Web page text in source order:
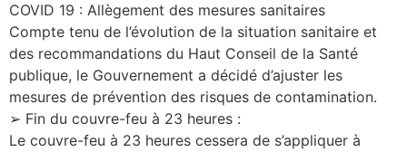
COVID 19 : Allègement des mesures sanitaires
Compte tenu de l’évolution de la situation sanitaire et
des recommandations du Haut Conseil de la Santé
publique, le Gouvernement a décidé d’ajuster les
mesures de prévention des risques de contamination.
➢ Fin du couvre-feu à 23 heures :
Le couvre-feu à 23 heures cessera de s’appliquer à